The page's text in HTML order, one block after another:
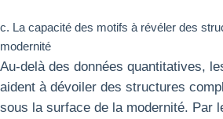
c. La capacité des motifs à révéler des
modernité
Au-delà des données quantitatives,
aident à dévoiler des structures
sous la surface de la modernité. Par